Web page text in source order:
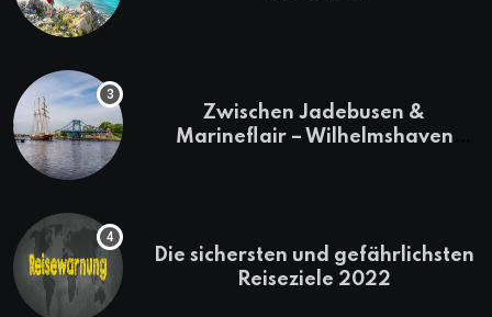
Zwischen Jadebusen &
Marineflair – Wilhelmshaven
Die sichersten und gefährlichsten
Reiseziele 2022